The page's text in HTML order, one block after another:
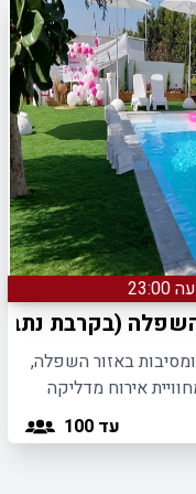
השפלה (בקרבת
באזור השפלה,
אירוח מדליקה
עם בריכה.
עד 100